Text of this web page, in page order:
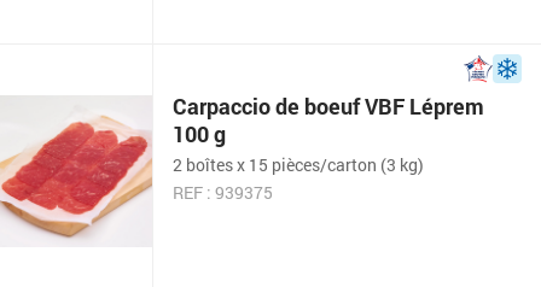
Carpaccio de boeuf VBF Léprem
100 g
2 boîtes x 15 pièces/carton (3 kg)
REF : 939375